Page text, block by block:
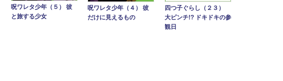
呪ワレタ少年（５） 彼
と旅する少女
呪ワレタ少年（４） 彼
だけに見えるもの
四つ子ぐらし（２３）
大ピンチ!? ドキドキの参
観日